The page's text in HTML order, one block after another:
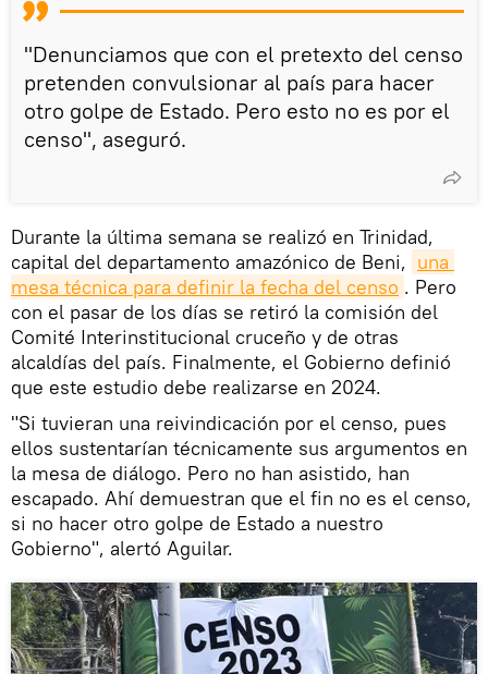
"Denunciamos que con el pretexto del censo
pretenden convulsionar al país para hacer
otro golpe de Estado. Pero esto no es por el
censo", aseguró.
Durante la última semana se realizó en Trinidad,
capital del departamento amazónico de Beni, una
mesa técnica para definir la fecha del censo . Pero
con el pasar de los días se retiró la comisión del
Comité Interinstitucional cruceño y de otras
alcaldías del país. Finalmente, el Gobierno definió
que este estudio debe realizarse en 2024.
"Si tuvieran una reivindicación por el censo, pues
ellos sustentarían técnicamente sus argumentos en
la mesa de diálogo. Pero no han asistido, han
escapado. Ahí demuestran que el fin no es el censo,
si no hacer otro golpe de Estado a nuestro
Gobierno", alertó Aguilar.